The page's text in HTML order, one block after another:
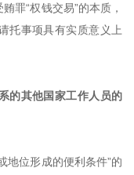
罪“权钱交易”的本质，
托事项具有实质意义上
的其他国家工作人员的
地位形成的便利条件”的